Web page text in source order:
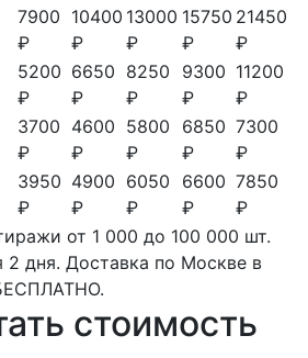
7900
₽
10400
₽
13000
₽
15750
₽
21450
₽
5200
₽
6650
₽
8250
₽
9300
₽
11200
₽
3700
₽
4600
₽
5800
₽
6850
₽
7300
₽
3950
₽
4900
₽
6050
₽
6600
₽
7850
₽
от 1 000 до 100 000 шт.
2 дня. Доставка по Москве в
стоимость